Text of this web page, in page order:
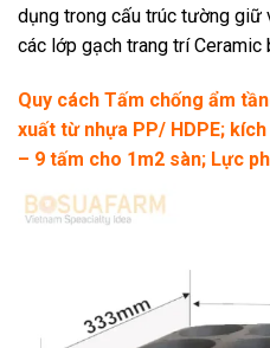
dụng trong cấu trúc tường giữ
các lớp gạch trang trí Ceramic
Quy cách Tấm chống ẩm
xuất từ nhựa PP/ HDPE;
– 9 tấm cho 1m2 sàn; Lực